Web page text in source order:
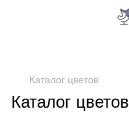
Каталог цветов
Каталог цветов